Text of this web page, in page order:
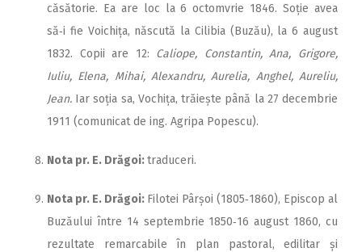
căsătorie. Ea are loc la 6 octomvrie 1846. Soție avea
să‑i fie Voichița, născută la Cilibia (Buzău), la 6 august
1832. Copii are 12: Caliope, Constantin, Ana, Grigore,
Iuliu, Elena, Mihai, Alexandru, Aurelia, Anghel, Aureliu,
Jean. Iar soția sa, Vochița, trăiește până la 27 decembrie
1911 (comunicat de ing. Agripa Popescu).
Nota pr. E. Drăgoi:traduceri.
Nota pr. E. Drăgoi: Filotei Pârșoi (1805‑1860), Episcop al
Buzăului între 14 septembrie 1850‑16 august 1860, cu
rezultate remarcabile în plan pastoral, edilitar și